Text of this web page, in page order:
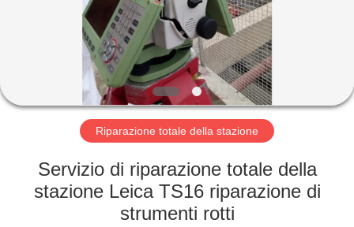
GIRO
FABBRICA
CONTROLLO
Riparazione totale della stazione
Servizio di riparazione totale della
stazione Leica TS16 riparazione di
strumenti rotti